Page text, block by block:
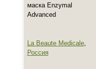
маска Enzymal
Advanced
La Beaute Medicale,
Россия